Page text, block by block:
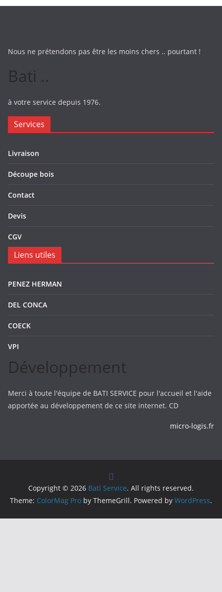
Nous ne prétendons pas être les moins chers .. pourtant !
Bati ..
à votre service depuis 1976.
Services
Livraison
Découpe bois
Contact
Devis
CGV
Liens utiles
PENEZ HERMAN
DEL CONCA
COECK
VPI
Développement
Merci à toute l'équipe de BATI SERVICE pour l'accueil et l'aide
apportée au développement de ce site internet. CD
micro-logis.fr
Copyright © 2026 Bati Service. All rights reserved.
Theme: ColorMag Pro by ThemeGrill. Powered by WordPress.